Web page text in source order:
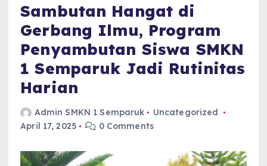
Sambutan Hangat di
Gerbang Ilmu, Program
Penyambutan Siswa SMKN
1 Semparuk Jadi Rutinitas
Harian
Admin SMKN 1 Semparuk
Uncategorized
April 17, 2025
0 Comments